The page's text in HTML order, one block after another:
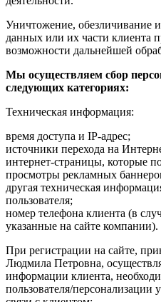
Уничтожение, обезличивание
данных или их части клиента
возможности дальнейшей
Мы осуществляем сбор
следующих категориях:
Техническая информация:
время доступа и IP-адрес;
источники перехода на
интернет-страницы, которые
просмотры рекламных
другая техническая
пользователя;
номер телефона клиента (в
указанные на сайте компании).
При регистрации на сайте,
Людмила Петровна,
информации клиента,
пользователя/персонализации